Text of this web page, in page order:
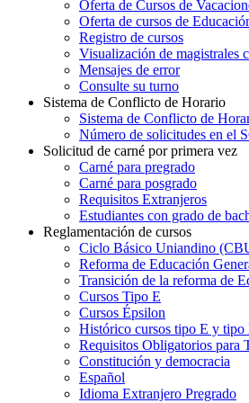
Oferta de Cursos de
Oferta de cursos de
Registro de cursos
Visualización de magistrales
Mensajes de error
Consulte su turno
Sistema de Conflicto de Horario
Sistema de Conflicto de
Número de solicitudes en el
Solicitud de carné por primera vez
Carné para pregrado
Carné para posgrado
Requisitos Extranjeros
Estudiantes con grado de
Reglamentación de cursos
Ciclo Básico Uniandino
Reforma de Educación
Transición de la reforma de
Cursos Tipo E
Cursos Épsilon
Histórico cursos tipo E y tipo
Requisitos Obligatorios para
Constitución y democracia
Español
Idioma Extranjero Pregrado